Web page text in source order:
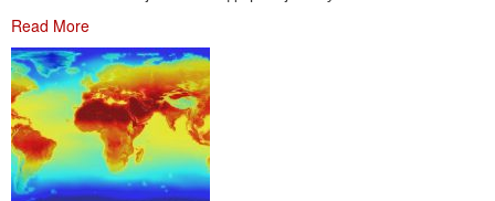
Read More